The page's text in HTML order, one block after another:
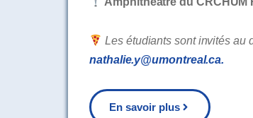
Les étudiants sont invités au
nathalie.y@umontreal.ca.
En savoir plus